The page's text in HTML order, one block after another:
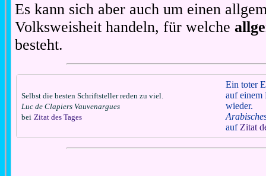
Es kann sich aber auch um einen
Volksweisheit handeln, für welche
besteht.
Selbst die besten Schriftsteller reden zu viel.
Luc de Clapiers Vauvenargues
bei Zitat des Tages
Ein toter
auf einem
wieder.
auf Zitat